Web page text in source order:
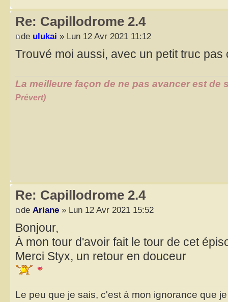
Re: Capillodrome 2.4
de ulukai » Lun 12 Avr 2021 11:12
Trouvé moi aussi, avec un petit truc
La meilleure façon de ne pas avancer est de
Prévert)
Re: Capillodrome 2.4
de Ariane » Lun 12 Avr 2021 15:52
Bonjour,
À mon tour d'avoir fait le tour de cet
Merci Styx, un retour en douceur
Le peu que je sais, c'est à mon ignorance que